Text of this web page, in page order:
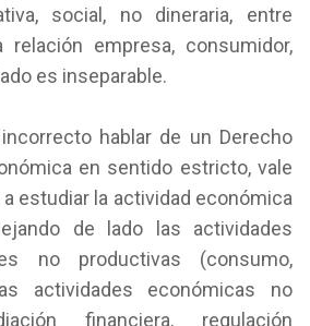
social, no dineraria, entre
empresa, consumidor,
es inseparable.
hablar de un Derecho
en sentido estricto, vale
estudiar la actividad económica
de lado las actividades
no productivas (consumo,
actividades económicas no
financiera, regulación